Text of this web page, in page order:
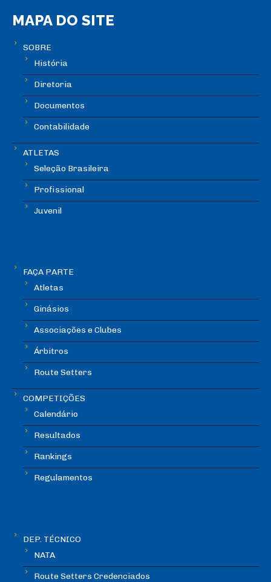
MAPA DO SITE
SOBRE
História
Diretoria
Documentos
Contabilidade
ATLETAS
Seleção Brasileira
Profissional
Juvenil
FAÇA PARTE
Atletas
Ginásios
Associações e Clubes
Árbitros
Route Setters
COMPETIÇÕES
Calendário
Resultados
Rankings
Regulamentos
DEP. TÉCNICO
NATA
Route Setters Credenciados